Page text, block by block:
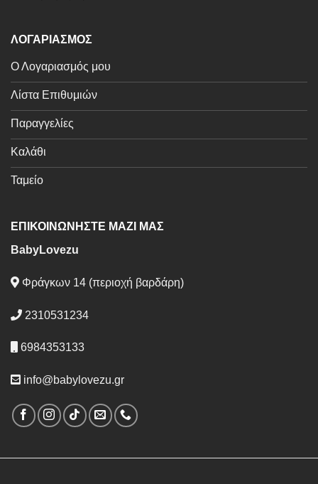
ΛΟΓΑΡΙΑΣΜΟΣ
Ο Λογαριασμός μου
Λίστα Επιθυμιών
Παραγγελίες
Καλάθι
Ταμείο
ΕΠΙΚΟΙΝΩΝΗΣΤΕ ΜΑΖΙ ΜΑΣ
BabyLovezu
Φράγκων 14 (περιοχή βαρδάρη)
2310531234
6984353133
info@babylovezu.gr